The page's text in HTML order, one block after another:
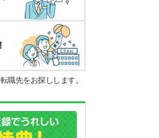
職先をお探しします。